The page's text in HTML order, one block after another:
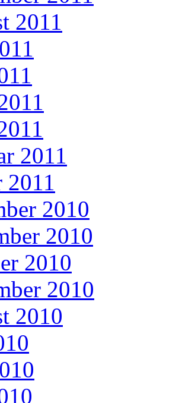
2011
2011
2011
2010
2010
2010
2010
2010